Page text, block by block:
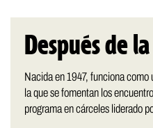
Después de
Nacida en 1947, funciona como
la que se fomentan los
programa en cárceles liderado